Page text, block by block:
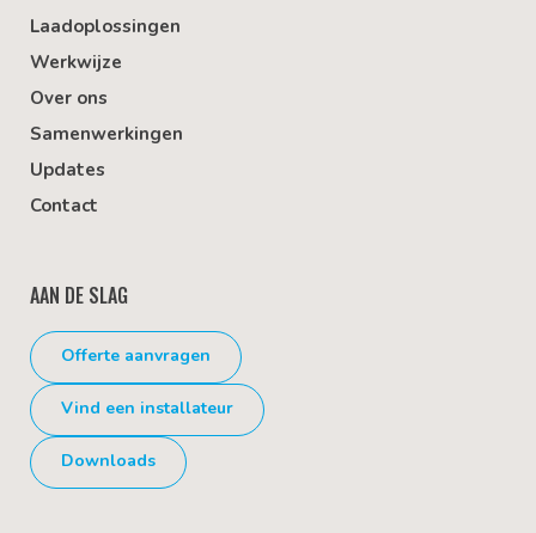
Laadoplossingen
Werkwijze
Over ons
Samenwerkingen
Updates
Contact
AAN DE SLAG
Offerte aanvragen
Vind een installateur
Downloads